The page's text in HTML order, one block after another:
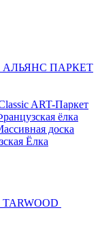
АЛЬЯНС ПАРКЕТ
ART-Паркет
ёлка
доска
Ёлка
TARWOOD